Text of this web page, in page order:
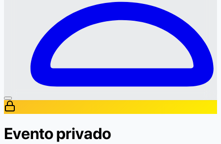
Evento privado